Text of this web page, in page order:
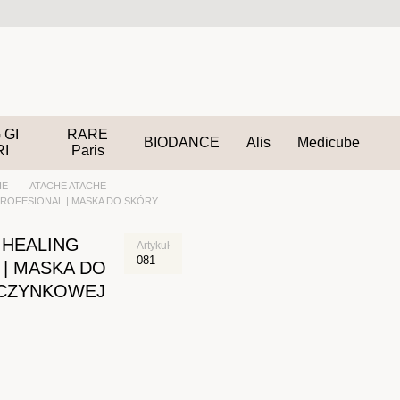
RARE
Paris
BIODANCE Alis Medicube
ATACHE ATACHE
| MASKA DO SKÓRY
MASKA DO
Artykuł
081